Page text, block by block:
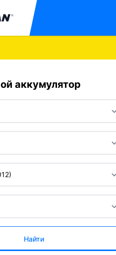
аккумулятор
Найти